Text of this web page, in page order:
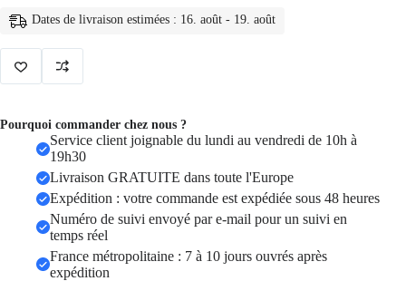
factice
de
domicile
Dates de livraison estimées : 16. août - 19. août
Pourquoi commander chez nous ?
Service client joignable du lundi au vendredi de 10h à
19h30
Livraison GRATUITE dans toute l'Europe
Expédition : votre commande est expédiée sous 48 heures
Numéro de suivi envoyé par e-mail pour un suivi en
temps réel
France métropolitaine : 7 à 10 jours ouvrés après
expédition